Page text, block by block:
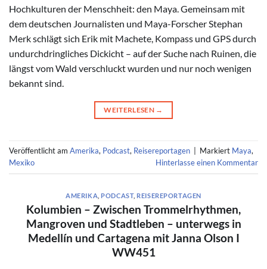
Hochkulturen der Menschheit: den Maya. Gemeinsam mit
dem deutschen Journalisten und Maya-Forscher Stephan
Merk schlägt sich Erik mit Machete, Kompass und GPS durch
undurchdringliches Dickicht – auf der Suche nach Ruinen, die
längst vom Wald verschluckt wurden und nur noch wenigen
bekannt sind.
WEITERLESEN →
Veröffentlicht am Amerika, Podcast, Reisereportagen Markiert Maya,
Mexiko
Hinterlasse einen Kommentar
AMERIKA PODCAST, REISEREPORTAGEN
Kolumbien – Zwischen Trommelrhythmen,
Mangroven und Stadtleben – unterwegs in
Medellín und Cartagena mit Janna Olson I
WW451